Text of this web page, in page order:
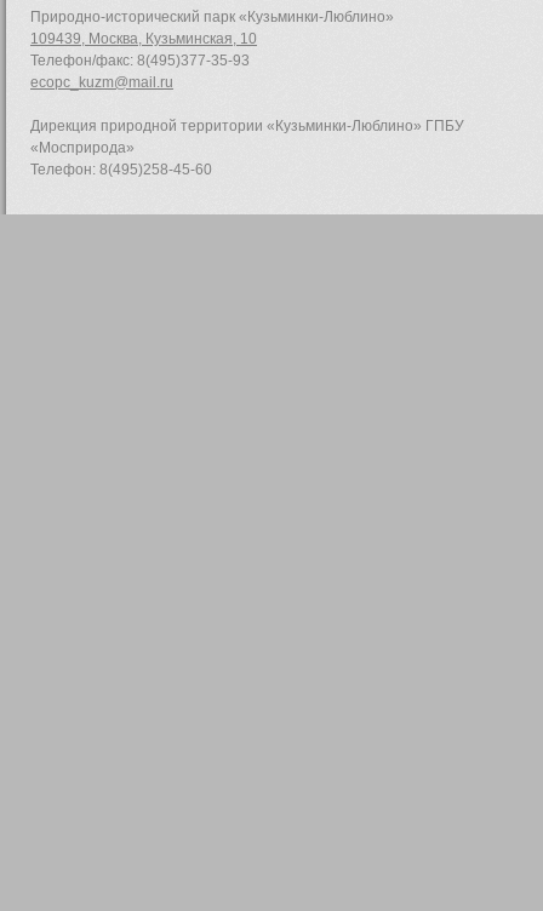
Природно-исторический парк «Кузьминки-Люблино»
109439, Москва, Кузьминская, 10
Телефон/факс: 8(495)377-35-93
ecopc_kuzm@mail.ru
Дирекция природной территории «Кузьминки-Люблино» ГПБУ
«Мосприрода»
Телефон: 8(495)258-45-60